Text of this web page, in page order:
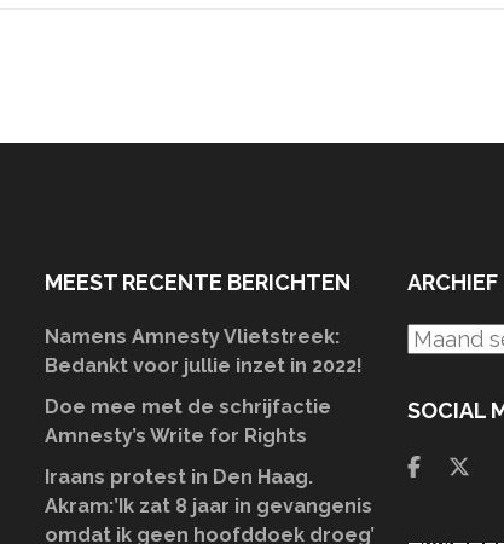
MEEST RECENTE BERICHTEN
Namens Amnesty Vlietstreek:
Bedankt voor jullie inzet in 2022!
Doe mee met de schrijfactie
Amnesty’s Write for Rights
Iraans protest in Den Haag.
Akram:’Ik zat 8 jaar in gevangenis
omdat ik geen hoofddoek droeg’
ARCHIEF
Archief
SOCIAL